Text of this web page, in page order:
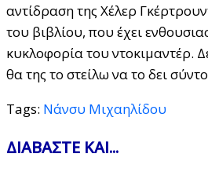
αντίδραση της Χέλερ
του βιβλίου, που έχει
κυκλοφορία του ντοκιμαντέρ.
θα της το στείλω να το δει
Tags: Νάνσυ Μιχαηλίδου
ΔΙΑΒΑΣΤΕ ΚΑΙ...